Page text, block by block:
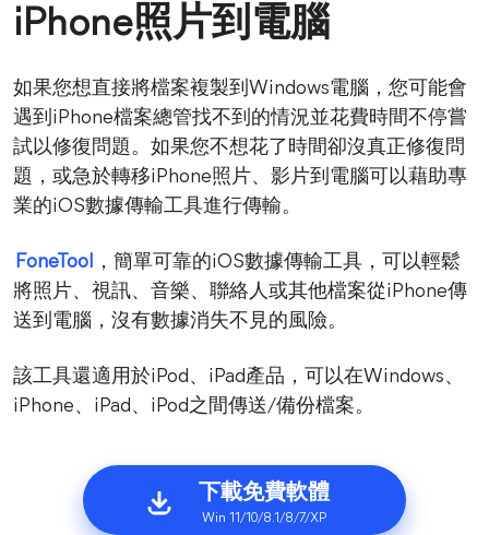
iPhone照片到電腦
如果您想直接將檔案複製到Windows電腦，您可能會
遇到iPhone檔案總管找不到的情況並花費時間不停嘗
試以修復問題。如果您不想花了時間卻沒真正修復問
題，或急於轉移iPhone照片、影片到電腦可以藉助專
業的iOS數據傳輸工具進行傳輸。
FoneTool
，簡單可靠的iOS數據傳輸工具，可以輕鬆
將照片、視訊、音樂、聯絡人或其他檔案從iPhone傳
送到電腦，沒有數據消失不見的風險。
該工具還適用於iPod、iPad產品，可以在Windows、
iPhone、iPad、iPod之間傳送/備份檔案。
下載免費軟體
Win 11/10/8.1/8/7/XP